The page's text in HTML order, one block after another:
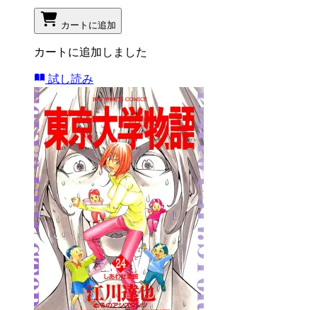
カートに追加
カートに追加しました
試し読み